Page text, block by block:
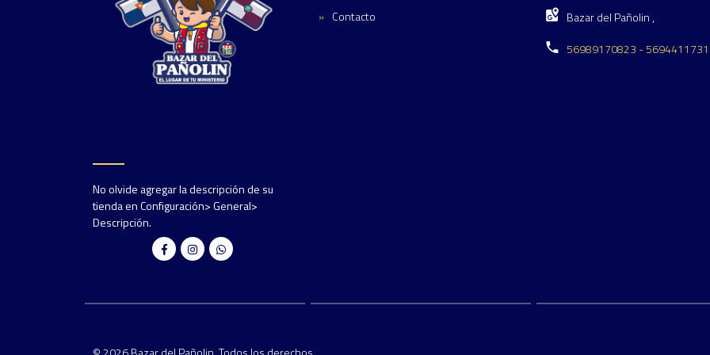
No olvide agregar la descripción de su
tienda en Configuración> General>
Descripción.
Contacto
Bazar del Pañolin ,
56989170823 -